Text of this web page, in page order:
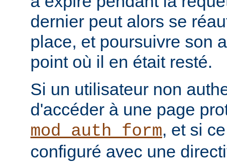
dernier peut alors se
place, et poursuivre son
point où il en était resté.
Si un utilisateur non
d'accéder à une page
mod_auth_form, et si
configuré avec une